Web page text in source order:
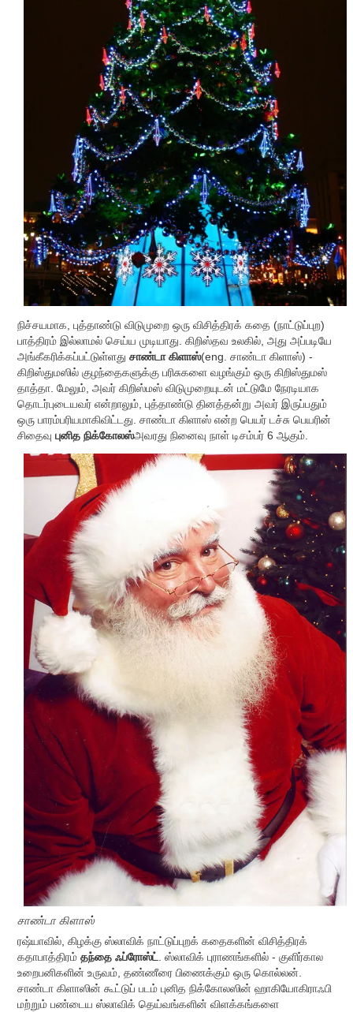
நிச்சயமாக, புத்தாண்டு விடுமுறை ஒரு விசித்திரக் கதை (நாட்டுப்புற)
பாத்திரம் இல்லாமல் செய்ய முடியாது. கிறிஸ்தவ உலகில், அது அப்படியே
அங்கீகரிக்கப்பட்டுள்ளது சாண்டா கிளாஸ்(eng. சாண்டா கிளாஸ்) -
கிறிஸ்துமஸில் குழந்தைகளுக்கு பரிசுகளை வழங்கும் ஒரு கிறிஸ்துமஸ்
தாத்தா. மேலும், அவர் கிறிஸ்மஸ் விடுமுறையுடன் மட்டுமே நேரடியாக
தொடர்புடையவர் என்றாலும், புத்தாண்டு தினத்தன்று அவர் இருப்பதும்
ஒரு பாரம்பரியமாகிவிட்டது. சாண்டா கிளாஸ் என்ற பெயர் டச்சு பெயரின்
சிதைவு புனித நிக்கோலஸ்அவரது நினைவு நாள் டிசம்பர் 6 ஆகும்.
சாண்டா கிளாஸ்
ரஷ்யாவில், கிழக்கு ஸ்லாவிக் நாட்டுப்புறக் கதைகளின் விசித்திரக்
கதாபாத்திரம் தந்தை ஃப்ரோஸ்ட்
. ஸ்லாவிக் புராணங்களில் - குளிர்கால
உறைபனிகளின் உருவம், தண்ணீரை பிணைக்கும் ஒரு கொல்லன்.
சாண்டா கிளாஸின் கூட்டுப் படம் புனித நிக்கோலஸின் ஹாகியோகிராஃபி
மற்றும் பண்டைய ஸ்லாவிக் தெய்வங்களின் விளக்கங்களை